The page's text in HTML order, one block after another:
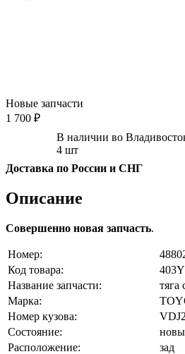
Новые запчасти
1 700 ₽
В наличии во
4 шт
Доставка по России и СНГ
Описание
Совершенно новая запчасть.
Номер:
Код товара:
Название запчасти:
тяга
Марка:
Номер кузова:
Состояние:
Расположение:
зад